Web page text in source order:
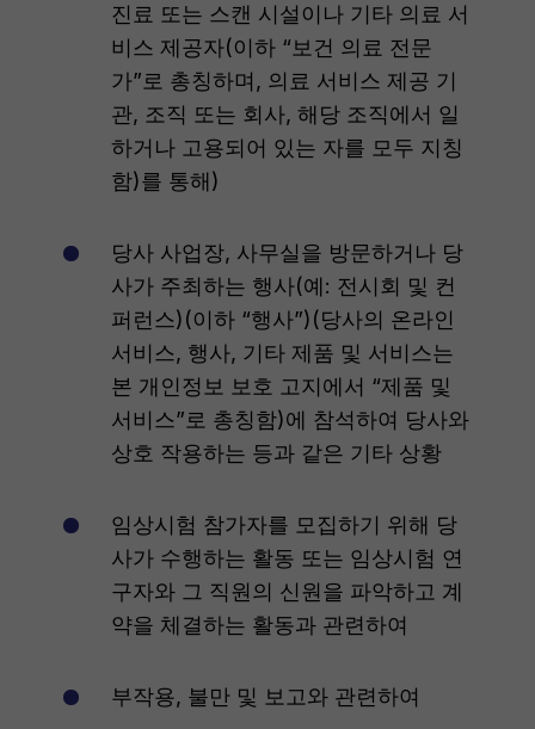
진료 또는 스캔 시설이나 기타 의료 서
비스 제공자(이하 “보건 의료 전문
가”로 총칭하며, 의료 서비스 제공 기
관, 조직 또는 회사, 해당 조직에서 일
하거나 고용되어 있는 자를 모두 지칭
함)를 통해)
당사 사업장, 사무실을 방문하거나 당
사가 주최하는 행사(예: 전시회 및 컨
퍼런스)(이하 “행사”)(당사의 온라인
서비스, 행사, 기타 제품 및 서비스는
본 개인정보 보호 고지에서 “제품 및
서비스”로 총칭함)에 참석하여 당사와
상호 작용하는 등과 같은 기타 상황
임상시험 참가자를 모집하기 위해 당
사가 수행하는 활동 또는 임상시험 연
구자와 그 직원의 신원을 파악하고 계
약을 체결하는 활동과 관련하여
부작용, 불만 및 보고와 관련하여